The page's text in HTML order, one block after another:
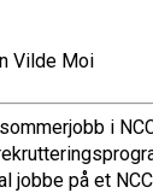
Vilde Moi
i
jobbe på et